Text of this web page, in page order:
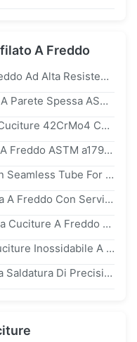
A Freddo
st52 Tubo Senza Cuciture A Freddo Ad Alta Resistenza Con Superficie Affinata Con Precisione Per Cilindro Idraulico
Tubi Di Acciaio Senza Cuciture A Parete Spessa ASTM a519 sae1518 A Freddo Per Cilindri Idraulici E Ingegneria Meccanica
Tubo Di Acciaio In Lega Senza Cuciture 42CrMo4 Con Resistenza All'usura Superiore Per Macchine Industriali
Tubo Senza Saldatura Trafilato A Freddo ASTM a179 Grado C Per Tubi Scambiatori Di Calore
ASTM a179 Grade B Cold Drawn Seamless Tube For Heat Exchanger Tube
Tubo In Acciaio Senza Saldatura A Freddo Con Servizio Sincero
Verniciatura In Nero Tubo Senza Cuciture A Freddo Con Parete Spessa E Stato Di Consegna
Tubo Di Olio Idraulico Senza Cuciture Inossidabile A 2,5 Pollici Della Caldaia Del Tubo D'acciaio Di Precisione Trafilata A Freddo Di ss304 50mm
20# 45# 16mn 40cr Tubo Senza Saldatura Di Precisione A Freddo Per Apparecchiature Idrauliche